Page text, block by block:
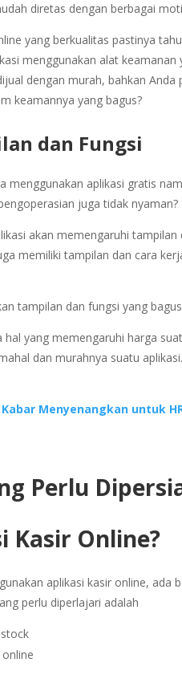
diretas dengan berbagai
yang berkualitas pastinya
menggunakan alat
dengan murah, bahkan
keamannya yang bagus?
dan Fungsi
menggunakan aplikasi gratis
juga tidak nyaman?
akan memengaruhi
memiliki tampilan dan cara
tampilan dan fungsi yang
hal yang memengaruhi harga
dan murahnya suatu
Kabar Menyenangkan untuk
Perlu
Kasir Online?
aplikasi kasir online, ada
perlu diperlajari adalah